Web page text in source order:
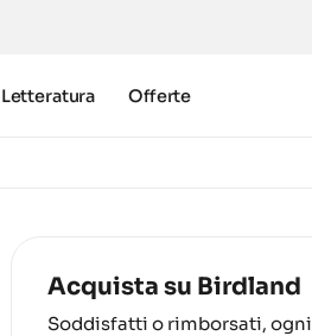
Letteratura Offerte
Acquista su Birdland
Soddisfatti o rimborsati, ogni